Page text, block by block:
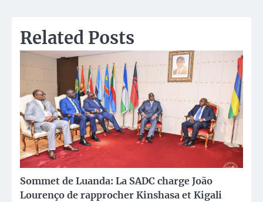
Related Posts
Sommet de Luanda: La SADC charge João
Lourenço de rapprocher Kinshasa et Kigali